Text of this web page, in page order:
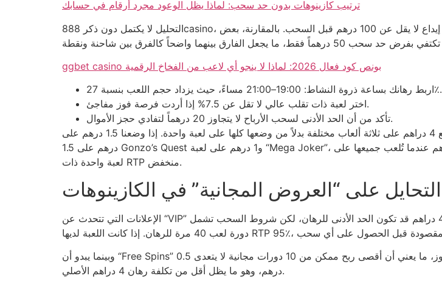
ترتيب كازينوهات بدون حد سحب: لماذا يظل الوعود مجرد أرقام في حسابك
التحليل لا يكتمل دون ذكر 888casino، حيث يقدم عرض “مضاعفة الرهان” لكل رهان 4 دراهم، لكنه يفرض شرط إيداع لا يقل عن 100 درهم قبل السحب. بالمقارنة، بعض
ggbet casino بونص كود فعال 2026: لماذا لا ينجو أي لاعب من الفخاخ الرقمية
اربط رهانك بساعة ذروة النشاط: 19:00–21:00 مساءً، حيث يزداد حجم اللعب بنسبة 27٪.
اختر لعبة ذات تقلب عالي لا تقل عن 7.5% إذا أردت فرصة فوز مفاجئ.
تأكد من أن الحد الأدنى لسحب الأرباح لا يتجاوز 20 درهماً لتفادي حجز الأموال.
وبالإضافة إلى ذلك، توجد طريقة لتقليل الخسارة عن طريق توزيع 4 دراهم على ثلاثة ألعاب مختلفة بدلاً من وضعها كلها على لعبة واحدة. إذا وضعنا 1.5 درهم على Starburst،
1.5 درهم على Gonzo’s Quest و1 درهم على لعبة “Mega Joker”، فإن المتوسط الرياضي لخسارة كل لعبة يقل إلى 0.21 درهم بدلاً من 0.32 درهم عندما تُلعب جميعها على
لعبة واحدة ذات RTP منخفض.
التحايل على “العروض المجانية” في الكازينوهات
الإعلانات التي تتحدث عن “VIP” أو “هدية” عادةً ما تكون مجرد تغطية للمتطلبات الدقيقة. على سبيل المثال، 4 دراهم قد تكون الحد الأدنى للرهان، لكن شروط السحب تشمل
وبينما يبدو أن “Free Spins” هي مجرد أداة مجانية، فإنها غالباً ما ترتبط بأعلى حدود ربحية 0.05 درهم لكل فوز، ما يعني أن أقصى ربح ممكن من 10 دورات مجانية لا يتعدى 0.5
درهم، وهو ما يظل أقل من تكلفة رهان 4 دراهم الأصلي.